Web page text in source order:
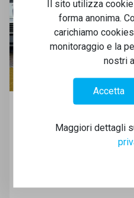
I risultati
Anche il 2025 è stato ricco di
Il sito utilizza
forma anonima.
carichiamo
monitoraggio e la
nostri
Accetta
Maggiori dettagli